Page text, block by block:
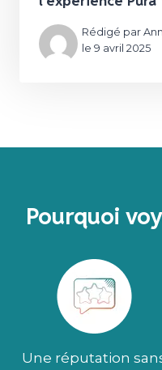
Rédigé par
le 9 avril 2025
Pourquoi
Une réputation